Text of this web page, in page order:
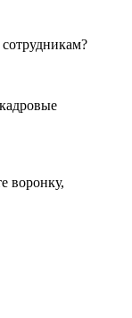
воронку,